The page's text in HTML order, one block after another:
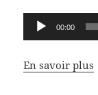
Lecteur
audio
00:00
En savoir plus